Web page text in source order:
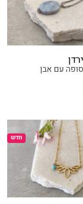
עם אבן
חדש